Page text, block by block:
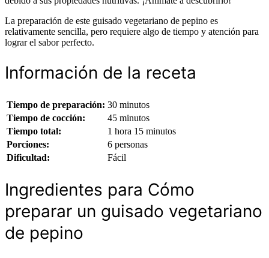
La preparación de este guisado vegetariano de pepino es
relativamente sencilla, pero requiere algo de tiempo y atención para
lograr el sabor perfecto.
Información de la receta
Tiempo de preparación: 30 minutos
Tiempo de cocción:
45 minutos
Tiempo total:
1 hora 15 minutos
Porciones:
6 personas
Dificultad:
Fácil
Ingredientes para Cómo
preparar un guisado vegetariano
de pepino